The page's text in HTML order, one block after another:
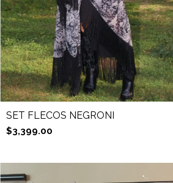
SET FLECOS NEGRONI
$3,399.00